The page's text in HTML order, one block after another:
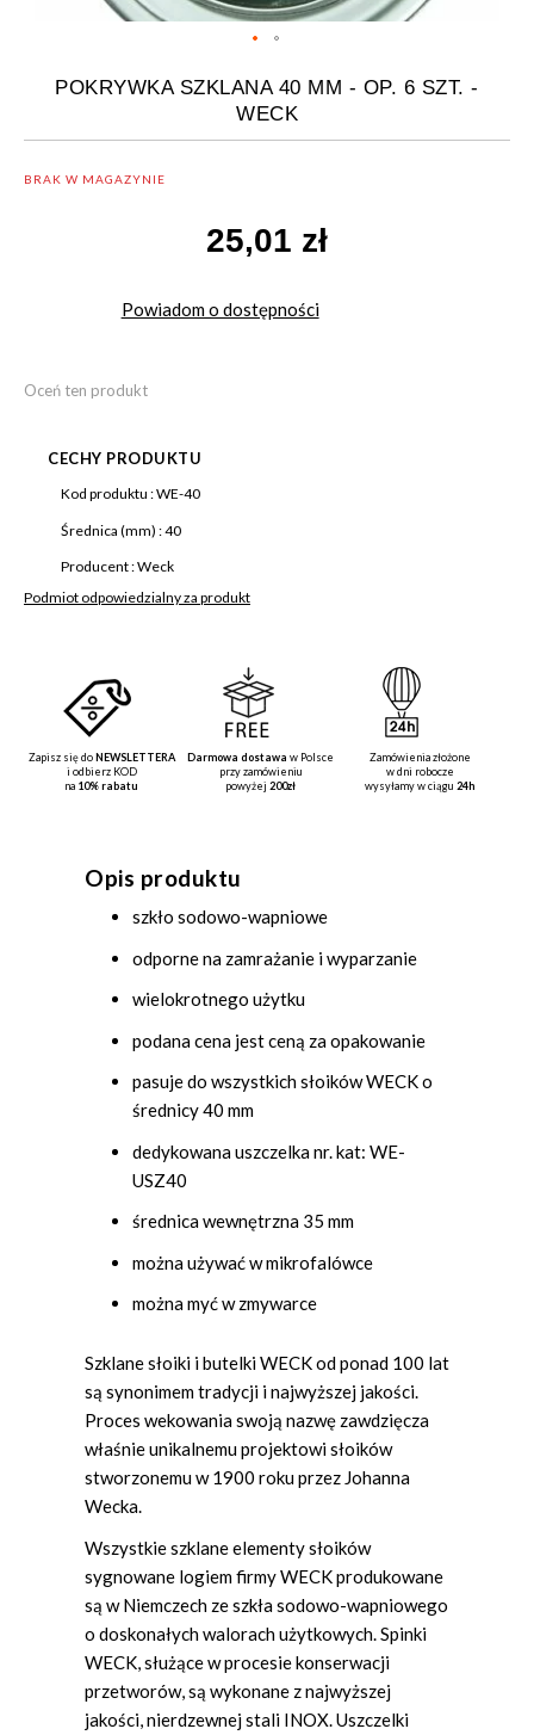
POKRYWKA SZKLANA 40 MM - OP. 6 SZT. -
WECK
BRAK W MAGAZYNIE
25,01 zł
Powiadom o dostępności
Oceń ten produkt
CECHY PRODUKTU
Więcej
Kod produktu :WE-40
Średnica (mm) :40
Producent :Weck
Podmiot odpowiedzialny za produkt
Zapisz się doNEWSLETTERA
i odbierz KOD
na 10% rabatu
Darmowa dostawa w Polsce
przy zamówieniu
powyżej200zł
Zamówienia złożone
w dni robocze
wysyłamy w ciągu24h
Opis produktu
szkło sodowo-wapniowe
odporne na zamrażanie i wyparzanie
wielokrotnego użytku
podana cena jest ceną za opakowanie
pasuje do wszystkich słoików WECK o
średnicy 40 mm
dedykowana uszczelka nr. kat: WE-
USZ40
średnica wewnętrzna 35 mm
można używać w mikrofalówce
można myć w zmywarce
Szklane słoiki i butelki WECK od ponad 100 lat
są synonimem tradycji i najwyższej jakości.
Proces wekowania swoją nazwę zawdzięcza
właśnie unikalnemu projektowi słoików
stworzonemu w 1900 roku przez Johanna
Wecka.
Wszystkie szklane elementy słoików
sygnowane logiem firmy WECK produkowane
są w Niemczech ze szkła sodowo-wapniowego
o doskonałych walorach użytkowych. Spinki
WECK, służące w procesie konserwacji
przetworów, są wykonane z najwyższej
jakości, nierdzewnej stali INOX. Uszczelki